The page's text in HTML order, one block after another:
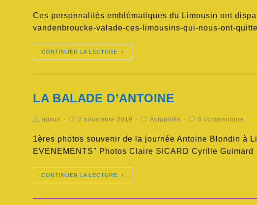
Ces personnalités emblématiques du Limousin ont
vandenbroucke-valade-ces-limousins-qui-nous-ont-
CONTINUER LA LECTURE
LA BALADE D’ANTOINE
admin 2 novembre 2019 Actualités 0 commentaire
1ères photos souvenir de la journée Antoine Blondin à
EVENEMENTS" Photos Claire SICARD Cyrille Guimard
CONTINUER LA LECTURE